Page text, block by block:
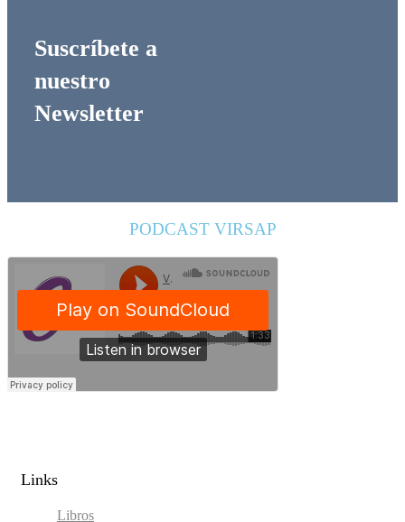
Suscríbete a
nuestro
Newsletter
PODCAST VIRSAP
Links​
Libros